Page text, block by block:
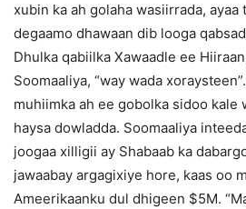
xubin ka ah golaha wasiirrada, ayaa
degaamo dhawaan dib looga
Dhulka qabiilka Xawaadle ee
Soomaaliya, “way wada
muhiimka ah ee gobolka sidoo kale
haysa dowladda. Soomaaliya
joogaa xilligii ay Shabaab ka
jawaabay argagixiye hore, kaas oo
Ameerikaanku dul dhigeen $5M.